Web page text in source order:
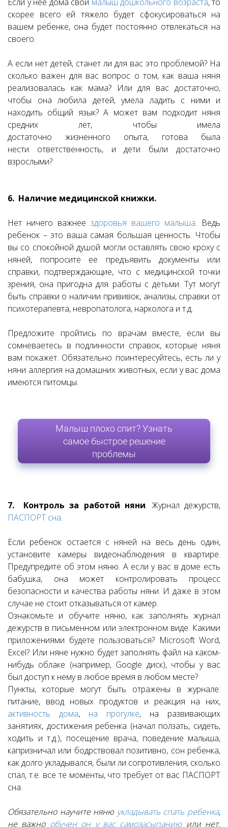
скорее всего ей тяжело будет сфокусироваться на
вашем ребенке, она будет постоянно отвлекаться на
своего.
А если нет детей, станет ли для вас это проблемой? На
сколько важен для вас вопрос о том, как ваша няня
реализовалась как мама? Или для вас достаточно,
чтобы она любила детей, умела ладить с ними и
находить общий язык? А может вам подходит няня
средних лет, чтобы имела
достаточно жизненного опыта, готова была
нести ответственность, и дети были достаточно
взрослыми?
6. Наличие медицинской книжки.
Нет ничего важнее здоровья вашего малыша. Ведь
ребенок – это ваша самая большая ценность. Чтобы
вы со спокойной душой могли оставлять свою кроху с
няней, попросите ее предъявить документы или
справки, подтверждающие, что с медицинской точки
зрения, она пригодна для работы с детьми. Тут могут
быть справки о наличии прививок, анализы, справки от
психотерапевта, невропатолога, нарколога и т.д.
Предложите пройтись по врачам вместе, если вы
сомневаетесь в подлинности справок, которые няня
вам покажет. Обязательно поинтересуйтесь, есть ли у
няни аллергия на домашних животных, если у вас дома
имеются питомцы.
Малыш плохо спит? Узнать
самое быстрое решение
проблемы
7. Контроль за работой няни. Журнал дежурств,
ПАСПОРТ сна.
Если ребенок остается с няней на весь день один,
установите камеры видеонаблюдения в квартире.
Предупредите об этом няню. А если у вас в доме есть
бабушка, она может контролировать процесс
безопасности и качества работы няни. И даже в этом
случае не стоит отказываться от камер.
Ознакомьте и обучите няню, как заполнять журнал
дежурств в письменном или электронном виде. Какими
приложениями будете пользоваться? Microsoft Word,
Excel? Или няне нужно будет заполнять файл на каком-
нибудь облаке (например, Google диск), чтобы у вас
был доступ к нему в любое время в любом месте?
Пункты, которые могут быть отражены в журнале:
питание, ввод новых продуктов и реакция на них,
активность дома, на прогулке, на развивающих
занятиях, достижения ребенка (начал ползать, сидеть,
ходить и т.д.), посещение врача, поведение малыша,
капризничал или бодрствовал позитивно, сон ребенка,
как долго укладывался, были ли сопротивления, сколько
спал, т.е. все те моменты, что требует от вас ПАСПОРТ
сна.
Обязательно научите няню укладывать спать ребенка,
не важно обучен он у вас самозасыпанию или нет.